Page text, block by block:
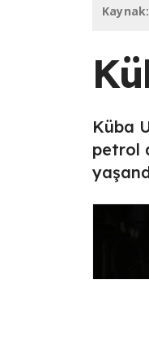
Kaynak:
Küba
petrol